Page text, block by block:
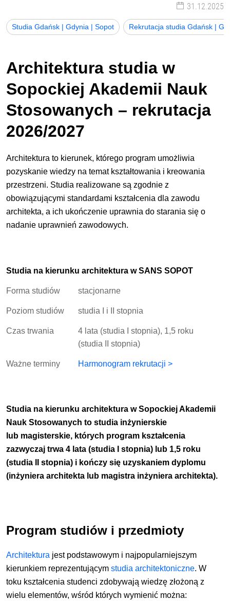
31.12.2025
Studia Gdańsk | Gdynia | Sopot Rekrutacja studia Gdańsk |
Architektura studia w
Sopockiej Akademii Nauk
Stosowanych – rekrutacja
2026/2027
Architektura to kierunek, którego program umożliwia
pozyskanie wiedzy na temat kształtowania i kreowania
przestrzeni. Studia realizowane są zgodnie z
obowiązującymi standardami kształcenia dla zawodu
architekta, a ich ukończenie uprawnia do starania się o
nadanie uprawnień zawodowych.
Studia na kierunku architektura w SANS SOPOT
Forma studiów stacjonarne
Poziom studiów studia I i II stopnia
Czas trwania
4 lata (studia I stopnia), 1,5 roku
(studia II stopnia)
Ważne terminy Harmonogram rekrutacji >
Studia na kierunku architektura w Sopockiej Akademii
Nauk Stosowanych to studia inżynierskie
lub magisterskie, których program kształcenia
zazwyczaj trwa 4 lata (studia I stopnia) lub 1,5 roku
(studia II stopnia) i kończy się uzyskaniem dyplomu
(inżyniera architekta lub magistra inżyniera architekta).
Program studiów i przedmioty
Architektura jest podstawowym i najpopularniejszym
kierunkiem reprezentującymstudia architektoniczne. W
toku kształcenia studenci zdobywają wiedzę złożoną z
wielu elementów, wśród których wymienić można: